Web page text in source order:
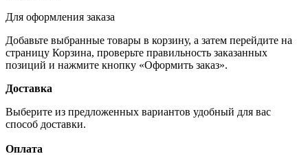
Для оформления заказа
Добавьте выбранные товары в корзину, а затем перейдите на
страницу Корзина, проверьте правильность заказанных
позиций и нажмите кнопку «Оформить заказ».
Доставка
Выберите из предложенных вариантов удобный для вас
способ доставки.
Оплата